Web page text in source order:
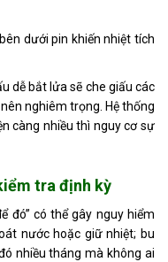
dưới pin khiến nhiệt tích
dễ bắt lửa sẽ che giấu các
nghiêm trọng. Hệ thống
càng nhiều thì nguy cơ sự
tra định kỳ
đó” có thể gây nguy hiểm
nước hoặc giữ nhiệt; bu
nhiều tháng mà không ai